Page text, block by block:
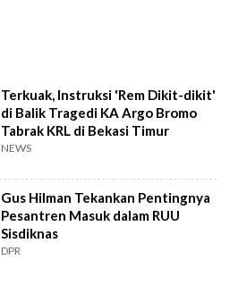
Terkuak, Instruksi 'Rem Dikit-dikit'
di Balik Tragedi KA Argo Bromo
Tabrak KRL di Bekasi Timur
NEWS
Gus Hilman Tekankan Pentingnya
Pesantren Masuk dalam RUU
Sisdiknas
DPR